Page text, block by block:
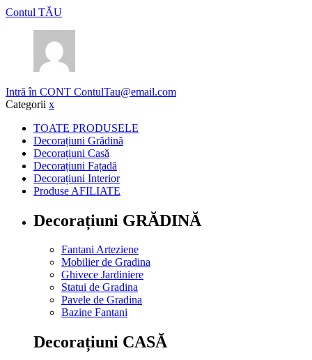
Contul TĂU
Intră în CONT ContulTau@email.com
Categorii x
TOATE PRODUSELE
Decorațiuni Grădină
Decorațiuni Casă
Decorațiuni Fațadă
Decorațiuni Interior
Produse AFILIATE
Decorațiuni GRĂDINĂ
Fantani Arteziene
Mobilier de Gradina
Ghivece Jardiniere
Statui de Gradina
Pavele de Gradina
Bazine Fantani
Decorațiuni CASĂ